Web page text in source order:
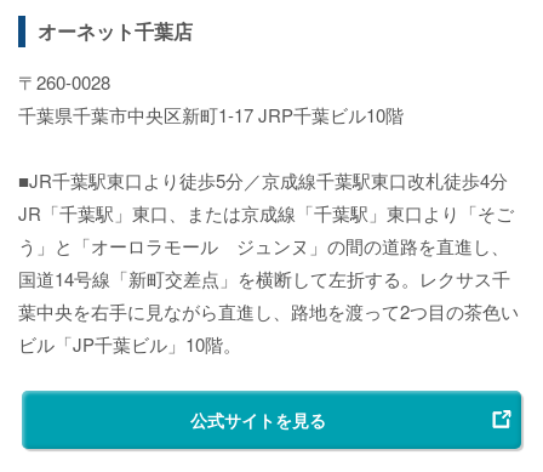
オーネット千葉店
〒260-0028
千葉県千葉市中央区新町1-17 JRP千葉ビル10階
■JR千葉駅東口より徒歩5分／京成線千葉駅東口改札徒歩4分
JR「千葉駅」東口、または京成線「千葉駅」東口より「そご
う」と「オーロラモール ジュンヌ」の間の道路を直進し、
国道14号線「新町交差点」を横断して左折する。レクサス千
葉中央を右手に見ながら直進し、路地を渡って2つ目の茶色い
ビル「JP千葉ビル」10階。
公式サイトを見る